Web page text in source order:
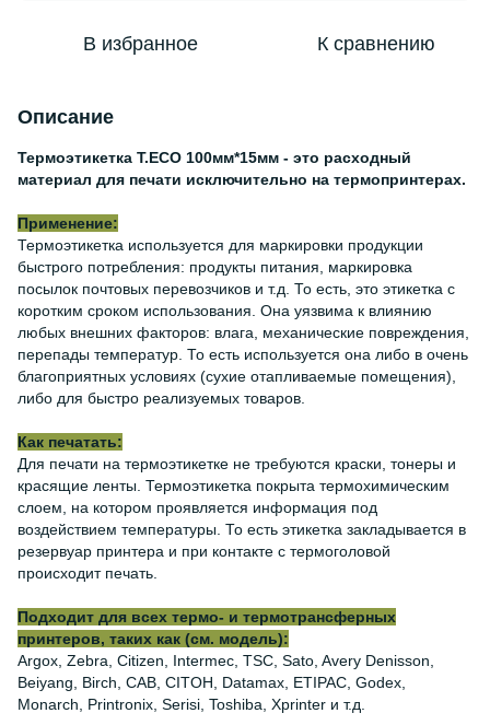
В избранное К сравнению
Описание
Термоэтикетка Т.ECO 100мм*15мм - это расходный
материал для печати исключительно на термопринтерах.
Применение:
Термоэтикетка используется для маркировки продукции
быстрого потребления: продукты питания, маркировка
посылок почтовых перевозчиков и т.д. То есть, это этикетка с
коротким сроком использования. Она уязвима к влиянию
любых внешних факторов: влага, механические повреждения,
перепады температур. То есть используется она либо в очень
благоприятных условиях (сухие отапливаемые помещения),
либо для быстро реализуемых товаров.
Как печатать:
Для печати на термоэтикетке не требуются краски, тонеры и
красящие ленты. Термоэтикетка покрыта термохимическим
слоем, на котором проявляется информация под
воздействием температуры. То есть этикетка закладывается в
резервуар принтера и при контакте с термоголовой
происходит печать.
Подходит для всех термо- и термотрансферных
принтеров, таких как (см. модель):
Argox, Zebra, Citizen, Intermec, TSC, Sato, Avery Denisson,
Beiyang, Birch, CAB, CITOH, Datamax, ETIPAC, Godex,
Monarch, Printronix, Serisi, Toshiba, Xprinter и т.д.